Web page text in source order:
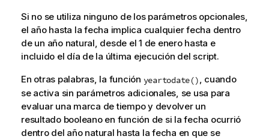
a
Si no se utiliza ninguno de los parámetros opcionales,
el año hasta la fecha implica cualquier fecha dentro
de un año natural, desde el 1 de enero hasta e
incluido el día de la última ejecución del script.
En otras palabras, la función yeartodate(), cuando
se activa sin parámetros adicionales, se usa para
evaluar una marca de tiempo y devolver un
resultado booleano en función de si la fecha ocurrió
dentro del año natural hasta la fecha en que se